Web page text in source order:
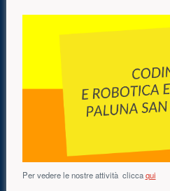
Per vedere le nostre attività cliccaqui